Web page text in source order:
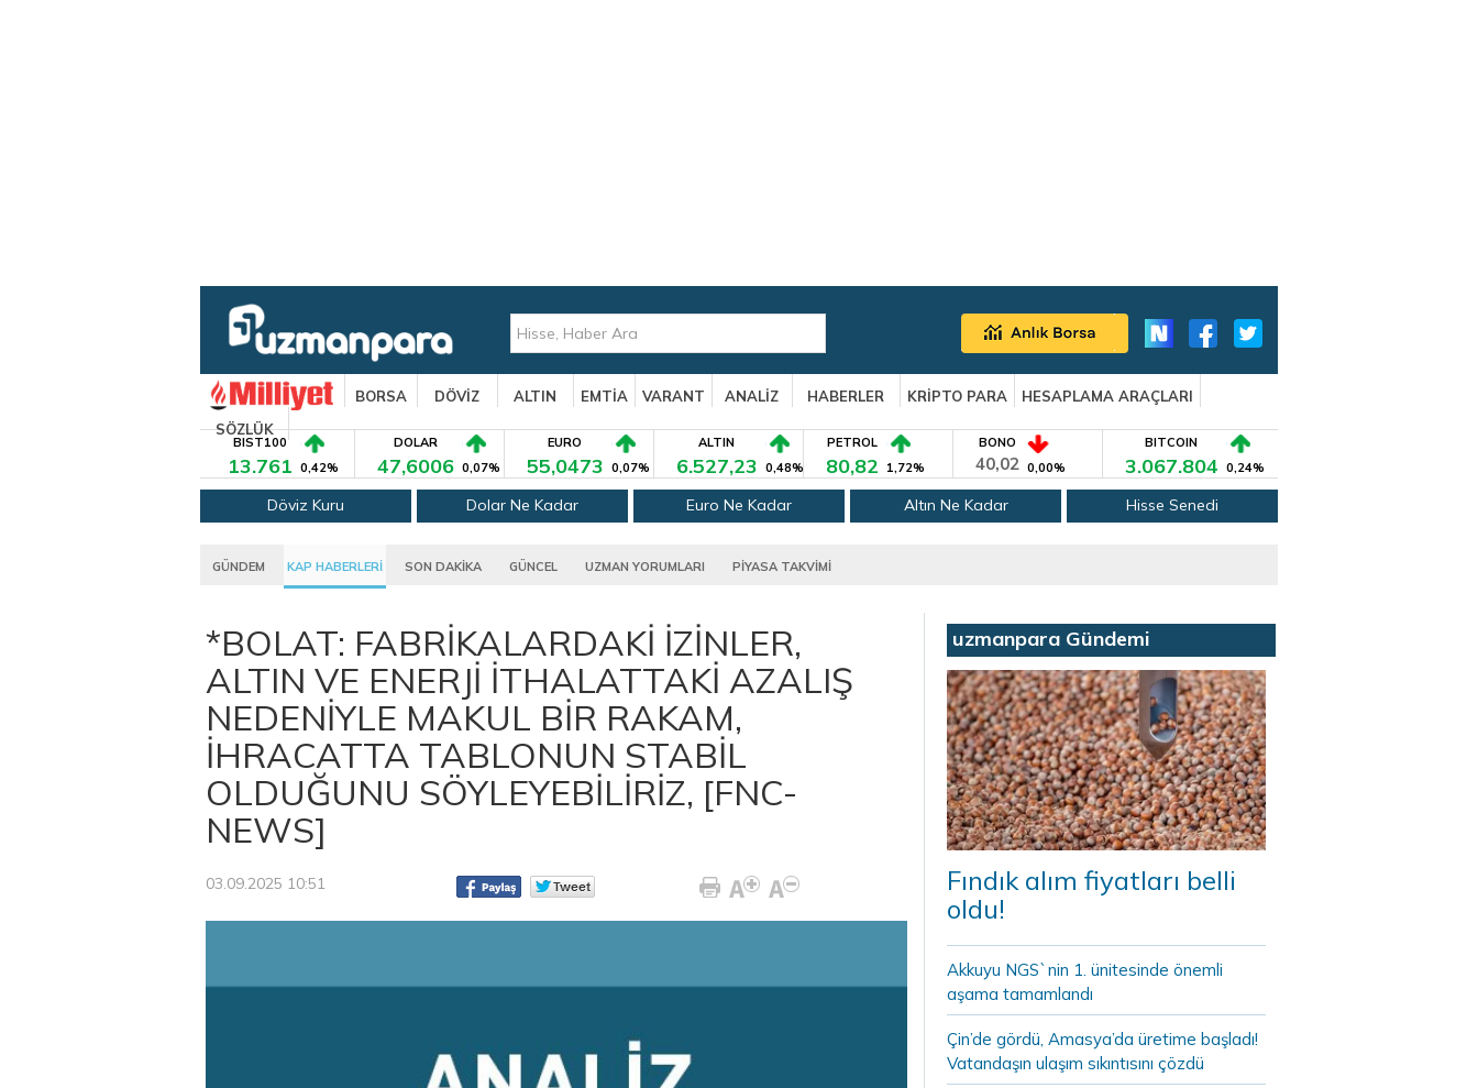
BORSA DÖVİZ ALTIN EMTİA VARANT ANALİZ HABERLER KRİPTO PARA
HESAPLAMA ARAÇLARI
SÖZLÜK
BIST100
13.761 0,42%
DOLAR
47,6006 0,07%
EURO
55,0473 0,07%
ALTIN
6.527,23 0,48%
PETROL
80,82 1,72%
BONO
40,02 0,00%
BITCOIN
3.067.804 0,24%
Döviz Kuru Dolar Ne Kadar Euro Ne Kadar Altın Ne Kadar Hisse Senedi
GÜNDEM KAP HABERLERİ SON DAKİKA GÜNCEL UZMAN YORUMLARI PİYASA TAKVİMİ
*BOLAT: FABRİKALARDAKİ İZİNLER,
ALTIN VE ENERJİ İTHALATTAKİ AZALIŞ
NEDENİYLE MAKUL BİR RAKAM,
İHRACATTA TABLONUN STABİL
OLDUĞUNU SÖYLEYEBİLİRİZ, [FNC-
NEWS]
03.09.2025 10:51
uzmanpara Gündemi
Fındık alım fiyatları belli
oldu!
Akkuyu NGS`nin 1. ünitesinde önemli
aşama tamamlandı
Çin’de gördü, Amasya’da üretime başladı!
Vatandaşın ulaşım sıkıntısını çözdü